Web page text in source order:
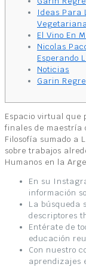
Ideas Para
El Vino En
Nicolas
Esperando
Noticias
Garin
Espacio virtual que
finales de maestría
Filosofía sumado a
sobre trabajos
Humanos en la
En su
información
La búsqueda
descriptores
Entérate de
educación
Con nuestro
aprendizajes